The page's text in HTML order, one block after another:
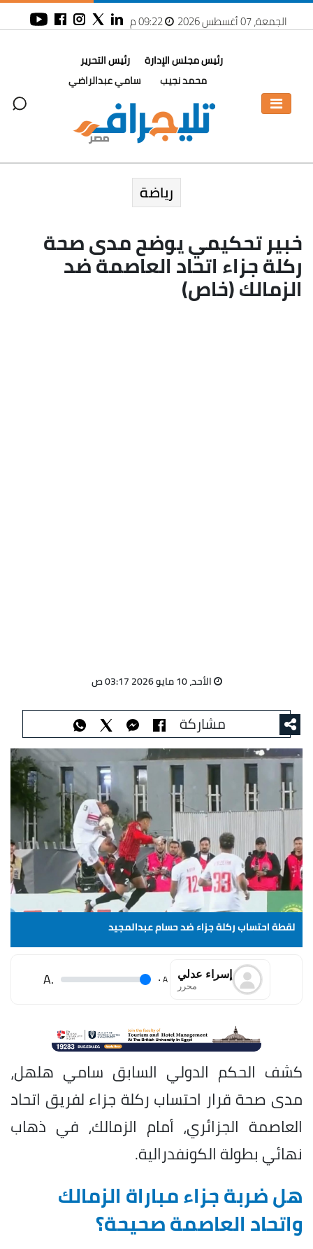
الجمعة، 07 أغسطس 2026 09:22 م
رئيس مجلس الإدارة
محمد نجيب
رئيس التحرير
سامي عبدالراضي
رياضة
خبير تحكيمي يوضح مدى صحة
ركلة جزاء اتحاد العاصمة ضد
الزمالك (خاص)
الأحد، 10 مايو 2026 03:17 ص
مشاركة
لقطة احتساب ركلة جزاء ضد حسام عبدالمجيد
إسراء عدلي
محرر A
.
.A
كشف الحكم الدولي السابق سامي هلهل،
مدى صحة قرار احتساب ركلة جزاء لفريق اتحاد
العاصمة الجزائري، أمام الزمالك، في ذهاب
نهائي بطولة الكونفدرالية.
هل ضربة جزاء مباراة الزمالك
واتحاد العاصمة صحيحة؟